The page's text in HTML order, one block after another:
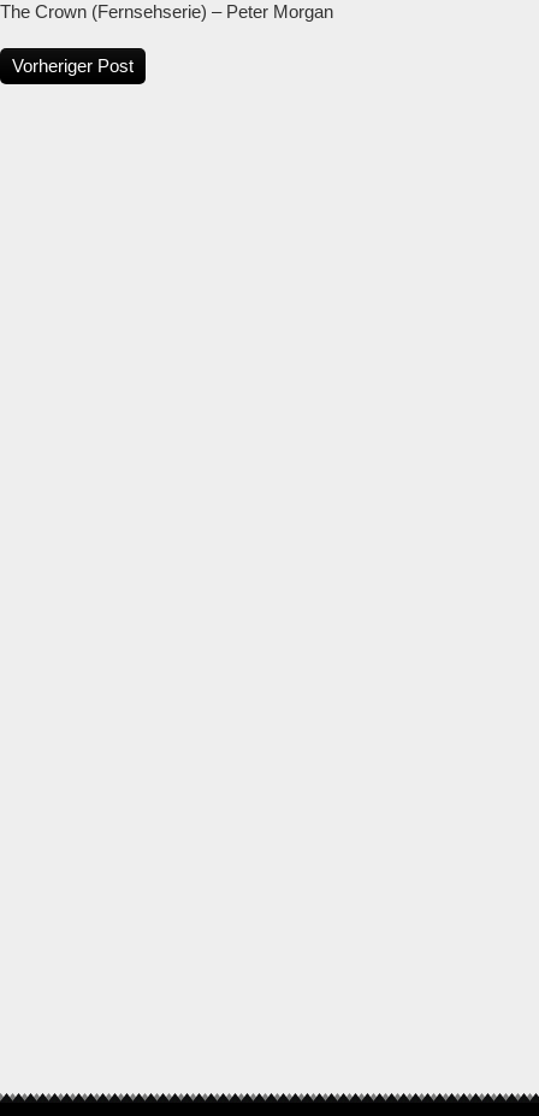
The Crown (Fernsehserie) – Peter Morgan
Vorheriger Post